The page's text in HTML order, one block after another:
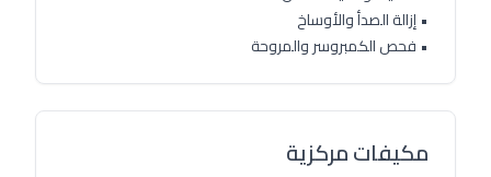
• إزالة الصدأ والأوساخ
• فحص الكمبروسر والمروحة
مكيفات مركزية